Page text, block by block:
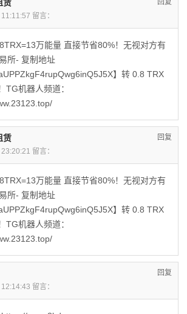
赁
留言：
回复
万能量 直接节省80%！无视对方有
所- 复制地址
】转 0.8 TRX
TG机器人频道：
赁
留言：
回复
万能量 直接节省80%！无视对方有
所- 复制地址
】转 0.8 TRX
TG机器人频道：
留言：
回复